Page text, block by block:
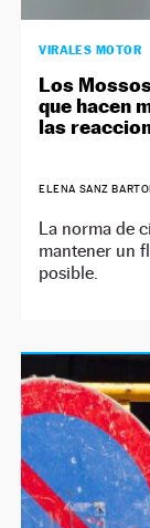
VIRALES MOTOR
Los
que hacen
las
ELENA SANZ
La norma de
mantener un
posible.